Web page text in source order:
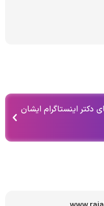
دکتر اینستاگرام ایشان